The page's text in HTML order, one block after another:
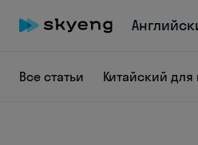
Все статьи Китайский